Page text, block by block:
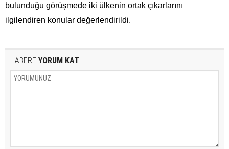
bulunduğu görüşmede iki ülkenin ortak çıkarlarını
ilgilendiren konular değerlendirildi.
HABERE YORUM KAT